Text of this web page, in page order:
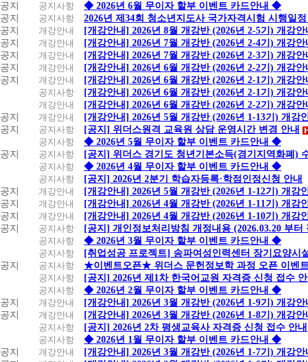
공지
공지사항
◆ 2026년 6월 무이자 할부 이벤트 카드안내 ◆
공지
공지사항
2026년 제34회 청소년지도사 국가자격시험 시행일
공지
개강안내
[개강안내] 2026년 8월 개강반 (2026년 2-5기) 개강안
공지
개강안내
[개강안내] 2026년 7월 개강반 (2026년 2-4기) 개강안
공지
개강안내
[개강안내] 2026년 7월 개강반 (2026년 2-3기) 개강안
공지
개강안내
[개강안내] 2026년 6월 개강반 (2026년 2-2기) 개강안
공지
개강안내
[개강안내] 2026년 6월 개강반 (2026년 2-1기) 개강안
공지사항
[개강안내] 2026년 6월 개강반 (2026년 2-1기) 개강안
개강안내
[개강안내] 2026년 6월 개강반 (2026년 2-2기) 개강안
공지
개강안내
[개강안내] 2026년 5월 개강반 (2026년 1-13기) 개강
공지
공지사항
[공지] 위더스원격 교육원 상담 운영시간 변경 안내
공지사항
◆ 2026년 5월 무이자 할부 이벤트 카드안내 ◆
공지
공지사항
[공지] 위더스 경기도 청년기본소득(경기지역화폐)
공지사항
◆ 2026년 4월 무이자 할부 이벤트 카드안내 ◆
공지사항
[공지] 2026년 2분기 학습자등록·학점인정신청 안내
공지
개강안내
[개강안내] 2026년 5월 개강반 (2026년 1-12기) 개강
공지
개강안내
[개강안내] 2026년 4월 개강반 (2026년 1-11기) 개강
공지
개강안내
[개강안내] 2026년 4월 개강반 (2026년 1-10기) 개강
공지
공지사항
[공지] 개인정보처리방침 개정내용 (2026.03.20 부터
공지사항
◆ 2026년 3월 무이자 할부 이벤트 카드안내 ◆
공지사항
[취업성공 프로젝트] 송파여성인력센터 장기요양시
공지
공지사항
★이벤트오픈★ 위더스 문헌정보학 과정 오픈 이벤
공지사항
[공지] 2026년 제1차 한국어교원 자격증 신청 접수
공지사항
◆ 2026년 2월 무이자 할부 이벤트 카드안내 ◆
공지
개강안내
[개강안내] 2026년 3월 개강반 (2026년 1-9기) 개강안
공지
개강안내
[개강안내] 2026년 3월 개강반 (2026년 1-8기) 개강안
공지사항
[공지] 2026년 2차 평생교육사 자격증 신청 접수 안내
공지사항
◆ 2026년 1월 무이자 할부 이벤트 카드안내 ◆
공지
개강안내
[개강안내] 2026년 3월 개강반 (2026년 1-7기) 개강안